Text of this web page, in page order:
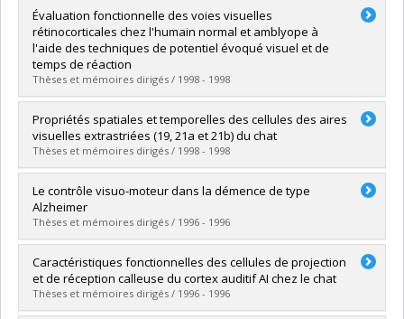
Graduate :Bacon, Benoit A.
Cycle :Doctoral
Grade :Ph. D.
Lien vers le document dans Papyrus
Évaluation fonctionnelle des voies visuelles
rétinocorticales chez l'humain normal et amblyope à
l'aide des techniques de potentiel évoqué visuel et de
temps de réaction
Thèses et mémoires dirigés / 1998 - 1998
Graduate :McKerral, Michelle
Cycle :Doctoral
Grade :Ph. D.
Lien vers le document dans Papyrus
Propriétés spatiales et temporelles des cellules des aires
visuelles extrastriées (19, 21a et 21b) du chat
Thèses et mémoires dirigés / 1998 - 1998
Graduate :Tardif, Éric
Cycle :Doctoral
Grade :Ph. D.
Lien vers le document dans Papyrus
Le contrôle visuo-moteur dans la démence de type
Alzheimer
Thèses et mémoires dirigés / 1996 - 1996
Graduate :Demers, Pascale
Cycle :Doctoral
Grade :Ph. D.
Lien vers le document dans Papyrus
Caractéristiques fonctionnelles des cellules de projection
et de réception calleuse du cortex auditif AI chez le chat
Thèses et mémoires dirigés / 1996 - 1996